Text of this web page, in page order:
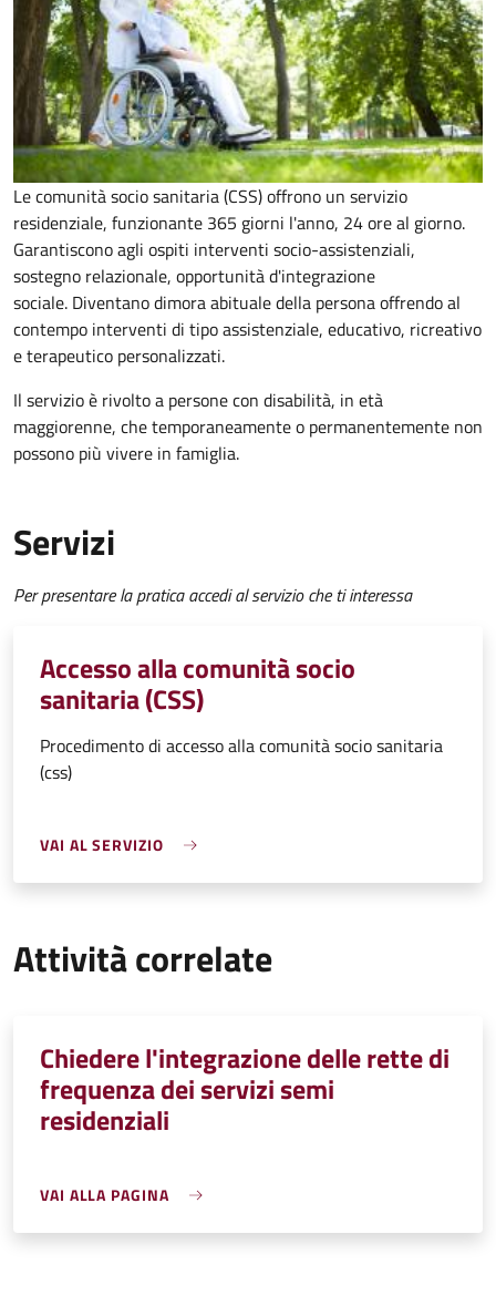
Le comunità socio sanitaria (CSS) offrono un servizio
residenziale, funzionante 365 giorni l'anno, 24 ore al giorno.
Garantiscono agli ospiti interventi socio-assistenziali,
sostegno relazionale, opportunità d'integrazione
sociale. Diventano dimora abituale della persona offrendo al
contempo interventi di tipo assistenziale, educativo, ricreativo
e terapeutico personalizzati.
Il servizio è rivolto a persone con disabilità, in età
maggiorenne, che temporaneamente o permanentemente non
possono più vivere in famiglia.
Servizi
Per presentare la pratica accedi al servizio che ti interessa
Accesso alla comunità socio
sanitaria (CSS)
Procedimento di accesso alla comunità socio sanitaria
(css)
VAI AL SERVIZIO
Attività correlate
Chiedere l'integrazione delle rette di
frequenza dei servizi semi
residenziali
VAI ALLA PAGINA